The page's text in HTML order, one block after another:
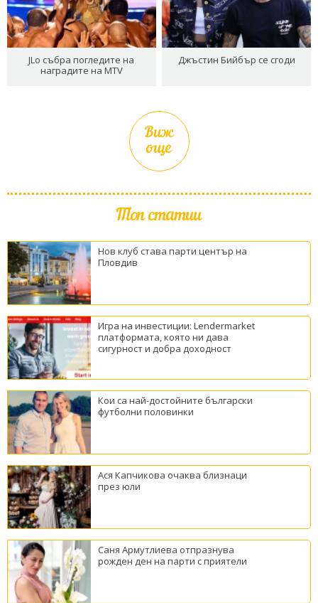
JLo събра погледите на
наградите на MTV
Джъстин Бийбър се сгоди
Виж
още
Топ статии
Нов клуб става парти център на
Пловдив
Игра на инвестиции: Lendermarket
платформата, която ни дава
сигурност и добра доходност
Кои са най-достойните български
футболни половинки
Ася Капчикова очаква близнаци
през юли
Саня Армутлиева отпразнува
рожден ден на парти с приятели